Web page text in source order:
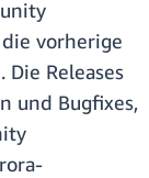
vorherige
Releases
und Bugfixes,